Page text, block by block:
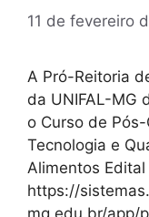
11 de fevereiro
A Pró-Reitoria
da UNIFAL-MG
o Curso de
Tecnologia e
Alimentos
https://